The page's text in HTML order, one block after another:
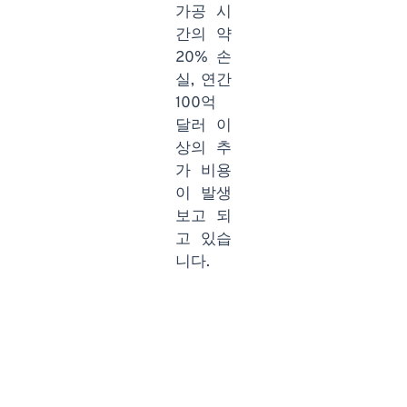
가공 시
간의 약
20% 손
실, 연간
100억
달러 이
상의 추
가 비용
이 발생
보고 되
고 있습
니다.